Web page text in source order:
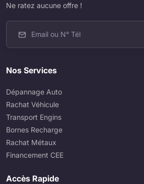
Ne ratez aucune offre !
Nos Services
Dépannage Auto
Rachat Véhicule
Transport Engins
Bornes Recharge
Rachat Métaux
Financement CEE
Accès Rapide